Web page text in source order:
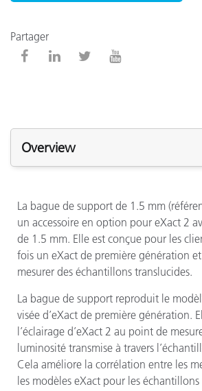
Partager
Overview
La bague de support de 1.5 mm
un accessoire en option pour eXact 2
de 1.5 mm. Elle est conçue pour les
fois un eXact de première génération
mesurer des échantillons translucides.
La bague de support reproduit le
visée d’eXact de première génération.
l’éclairage d’eXact 2 au point de
luminosité transmise à travers
Cela améliore la corrélation entre les
les modèles eXact pour les